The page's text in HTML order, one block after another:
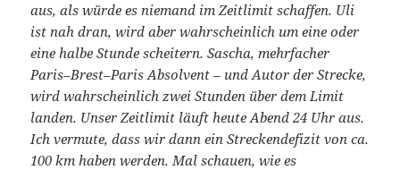
aus, als würde es niemand im Zeitlimit schaffen. Uli
ist nah dran, wird aber wahrscheinlich um eine oder
eine halbe Stunde scheitern. Sascha, mehrfacher
Paris–Brest–Paris Absolvent – und Autor der Strecke,
wird wahrscheinlich zwei Stunden über dem Limit
landen. Unser Zeitlimit läuft heute Abend 24 Uhr aus.
Ich vermute, dass wir dann ein Streckendefizit von ca.
100 km haben werden. Mal schauen, wie es